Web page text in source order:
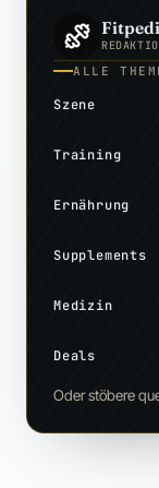
ALLE
Szene
Training
Ernährung
Supplements
Medizin
Deals
Oder stöbere